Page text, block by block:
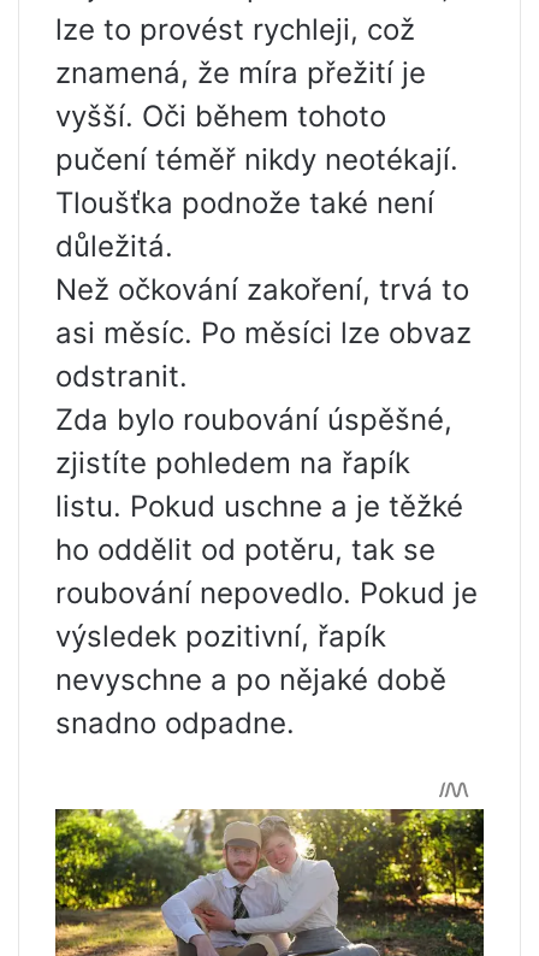
lze to provést rychleji, což
znamená, že míra přežití je
vyšší. Oči během tohoto
pučení téměř nikdy neotékají.
Tloušťka podnože také není
důležitá.
Než očkování zakoření, trvá to
asi měsíc. Po měsíci lze obvaz
odstranit.
Zda bylo roubování úspěšné,
zjistíte pohledem na řapík
listu. Pokud uschne a je těžké
ho oddělit od potěru, tak se
roubování nepovedlo. Pokud je
výsledek pozitivní, řapík
nevyschne a po nějaké době
snadno odpadne.